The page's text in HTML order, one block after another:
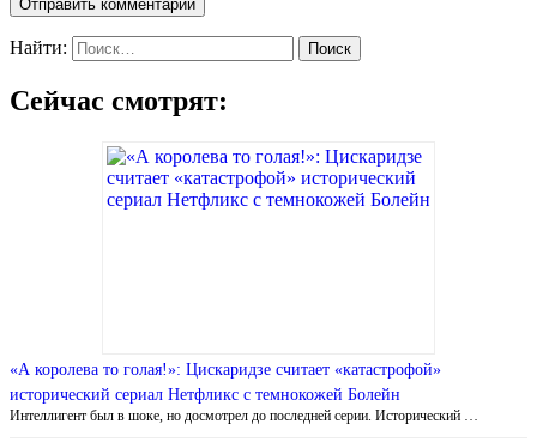
Найти:
Сейчас смотрят:
«А королева то голая!»: Цискаридзе считает «катастрофой»
исторический сериал Нетфликс с темнокожей Болейн
Интеллигент был в шоке, но досмотрел до последней серии. Исторический …